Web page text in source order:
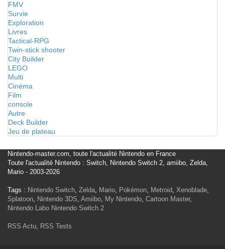
FMV
Survie
Exploration
Livres
Tactical-RPG
Twin-stick shooter
City Builder
LEGO
Multi
Cinéma
Film
console
Autre
Deck Builder
Jeu de plateau
Nintendo-master.com, toute l'actualité Nintendo en France
Toute l'actualité Nintendo : Switch, Nintendo Switch 2, amiibo, Zelda,
Mario - 2003-2026
Tags : Nintendo Switch, Zelda, Mario, Pokémon, Metroid, Xenoblade,
Splatoon, Nintendo 3DS, Amiibo, My Nintendo, Cartoon Master,
Nintendo Labo Nintendo Switch 2
RSS Actu, RSS Tests